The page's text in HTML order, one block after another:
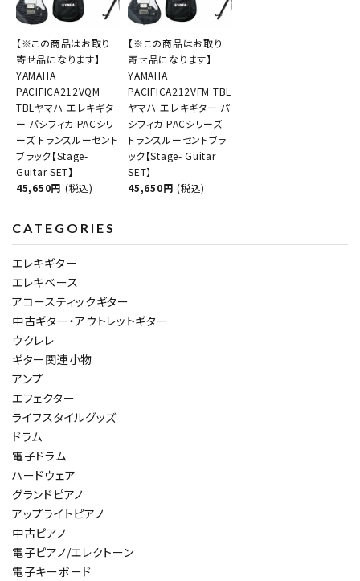
【※この商品はお取り
寄せ品になります】
YAMAHA
PACIFICA212VQM
TBLヤマハ エレキギタ
ー パシフィカ PACシリ
ーズ トランスルーセント
ブラック【Stage-
Guitar SET】
45,650円 (税込)
【※この商品はお取り
寄せ品になります】
YAMAHA
PACIFICA212VFM TBL
ヤマハ エレキギター パ
シフィカ PACシリーズ
トランスルーセントブラ
ック【Stage- Guitar
SET】
45,650円 (税込)
CATEGORIES
エレキギター
エレキベース
アコースティックギター
中古ギター・アウトレットギター
ウクレレ
ギター関連小物
アンプ
エフェクター
ライフスタイルグッズ
ドラム
電子ドラム
ハードウェア
グランドピアノ
アップライトピアノ
中古ピアノ
電子ピアノ/エレクトーン
電子キーボード